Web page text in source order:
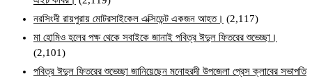
নরসিংদী রায়পুরায় মোটরসাইকেল এক্সিডেন্ট একজন আহত। (2,117)
মা হোমিও হলের পক্ষ থেকে সবাইকে জানাই পবিত্র ঈদুল ফিতরের শুভেচ্ছা।
(2,101)
পবিত্র ঈদুল ফিতরের শুভেচ্ছা জানিয়েছেন মনোহরদী উপজেলা প্রেস ক্লাবের সভাপতি